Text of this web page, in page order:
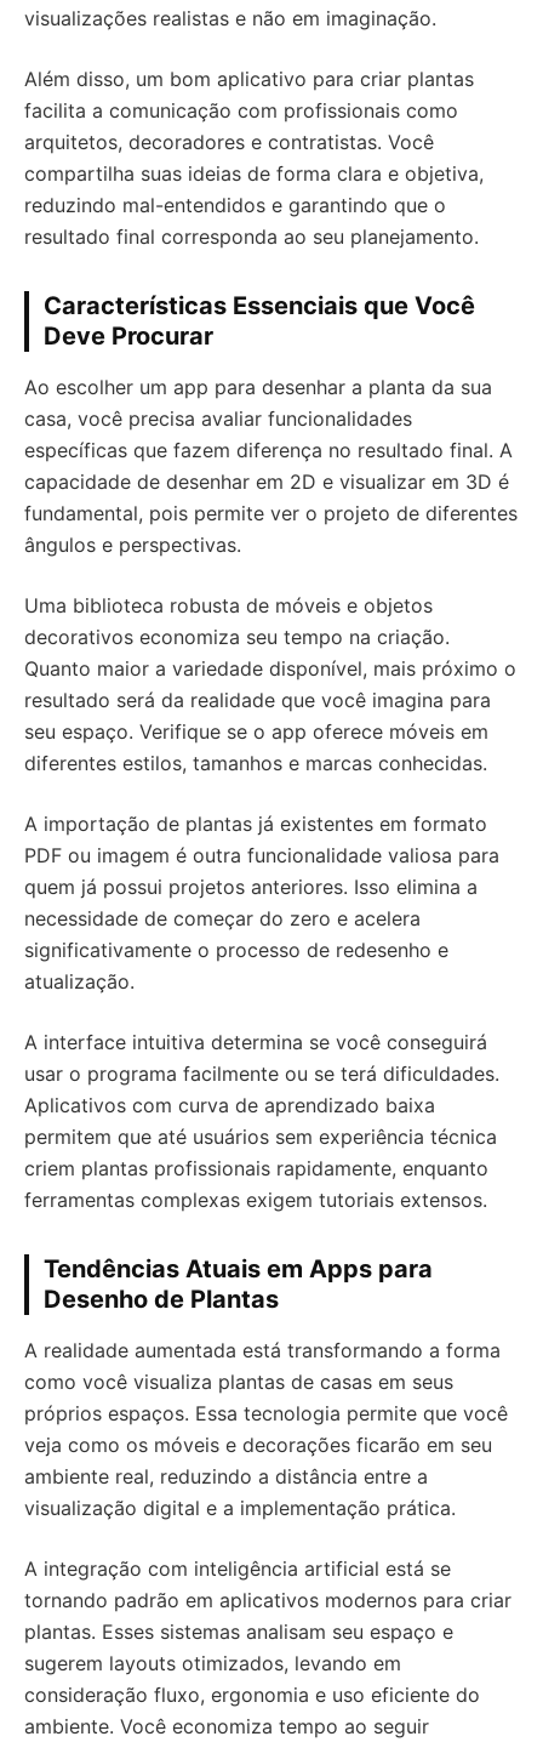
visualizações realistas e não em imaginação.
Além disso, um bom aplicativo para criar plantas
facilita a comunicação com profissionais como
arquitetos, decoradores e contratistas. Você
compartilha suas ideias de forma clara e objetiva,
reduzindo mal-entendidos e garantindo que o
resultado final corresponda ao seu planejamento.
Características Essenciais que Você
Deve Procurar
Ao escolher um app para desenhar a planta da sua
casa, você precisa avaliar funcionalidades
específicas que fazem diferença no resultado final. A
capacidade de desenhar em 2D e visualizar em 3D é
fundamental, pois permite ver o projeto de diferentes
ângulos e perspectivas.
Uma biblioteca robusta de móveis e objetos
decorativos economiza seu tempo na criação.
Quanto maior a variedade disponível, mais próximo o
resultado será da realidade que você imagina para
seu espaço. Verifique se o app oferece móveis em
diferentes estilos, tamanhos e marcas conhecidas.
A importação de plantas já existentes em formato
PDF ou imagem é outra funcionalidade valiosa para
quem já possui projetos anteriores. Isso elimina a
necessidade de começar do zero e acelera
significativamente o processo de redesenho e
atualização.
A interface intuitiva determina se você conseguirá
usar o programa facilmente ou se terá dificuldades.
Aplicativos com curva de aprendizado baixa
permitem que até usuários sem experiência técnica
criem plantas profissionais rapidamente, enquanto
ferramentas complexas exigem tutoriais extensos.
Tendências Atuais em Apps para
Desenho de Plantas
A realidade aumentada está transformando a forma
como você visualiza plantas de casas em seus
próprios espaços. Essa tecnologia permite que você
veja como os móveis e decorações ficarão em seu
ambiente real, reduzindo a distância entre a
visualização digital e a implementação prática.
A integração com inteligência artificial está se
tornando padrão em aplicativos modernos para criar
plantas. Esses sistemas analisam seu espaço e
sugerem layouts otimizados, levando em
consideração fluxo, ergonomia e uso eficiente do
ambiente. Você economiza tempo ao seguir